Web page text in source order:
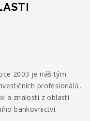
2003 je náš tým
profesionálů,
a znalosti z oblasti
bankovnictví.